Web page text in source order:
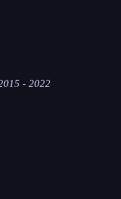
- 2022